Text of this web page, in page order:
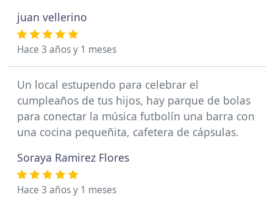
juan vellerino
Hace 3 años y 1 meses
Un local estupendo para celebrar el
cumpleaños de tus hijos, hay parque de bolas
para conectar la música futbolín una barra con
una cocina pequeñita, cafetera de cápsulas.
Soraya Ramirez Flores
Hace 3 años y 1 meses